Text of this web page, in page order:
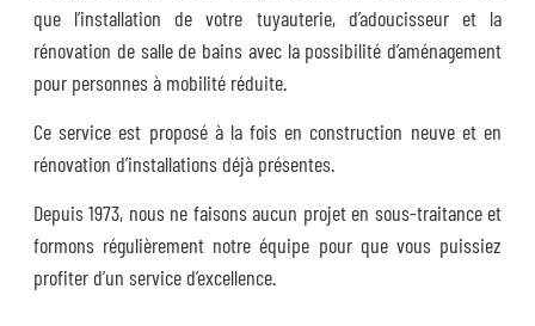
que l’installation de votre tuyauterie, d’adoucisseur et la
rénovation de salle de bains avec la possibilité d’aménagement
pour personnes à mobilité réduite.
Ce service est proposé à la fois en construction neuve et en
rénovation d’installations déjà présentes.
Depuis 1973, nous ne faisons aucun projet en sous-traitance et
formons régulièrement notre équipe pour que vous puissiez
profiter d’un service d’excellence.